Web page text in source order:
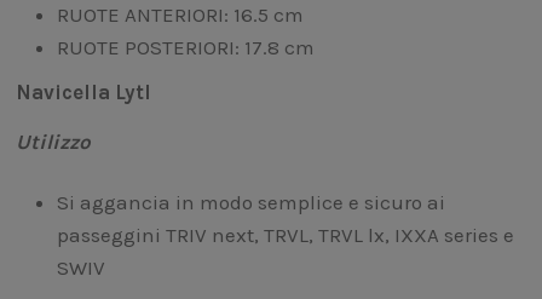
RUOTE ANTERIORI: 16.5 cm
RUOTE POSTERIORI: 17.8 cm
Navicella Lytl
Utilizzo
Si aggancia in modo semplice e sicuro ai
passeggini TRIV next, TRVL, TRVL lx, IXXA series e
SWIV